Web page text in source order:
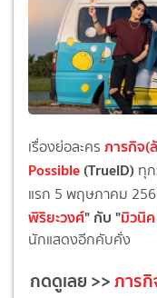
เรื่องย่อละคร ภารกิจ(
Possible(TrueID) ทุ
แรก 5 พฤษภาคม
พิริยะวงศ์" กับ "มิวนิ
นักแสดงอีกคับคั่ง
กดดูเลย >>ภาร